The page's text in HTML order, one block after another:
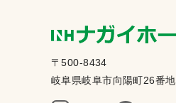
〒500-8434
岐阜県岐阜市向陽町26番地